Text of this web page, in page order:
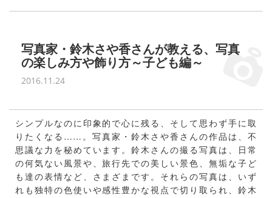
写真家・鈴木さや香さんが教える、写真
の楽しみ方や飾り方～子ども編～
2016.11.24
シンプルなのに印象的で心に残る、そして思わず手に取
りたくなる……。写真家・鈴木さや香さんの作品は、不
思議な力を秘めています。鈴木さんの撮る写真は、日常
の何気ない風景や、旅行先での美しい景色、無垢な子ど
も達の表情など、さまざまです。それらの写真は、いず
れも独特の色使いや感性豊かな視点で切り取られ、鈴木